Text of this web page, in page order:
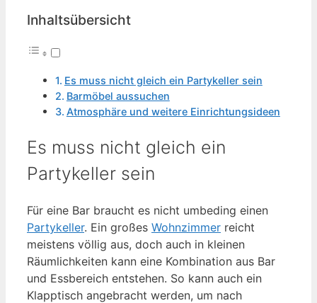
Inhaltsübersicht
Es muss nicht gleich ein Partykeller sein
Barmöbel aussuchen
Atmosphäre und weitere Einrichtungsideen
Es muss nicht gleich ein
Partykeller sein
Für eine Bar braucht es nicht umbeding einen
Partykeller. Ein großes Wohnzimmer reicht
meistens völlig aus, doch auch in kleinen
Räumlichkeiten kann eine Kombination aus Bar
und Essbereich entstehen. So kann auch ein
Klapptisch angebracht werden, um nach